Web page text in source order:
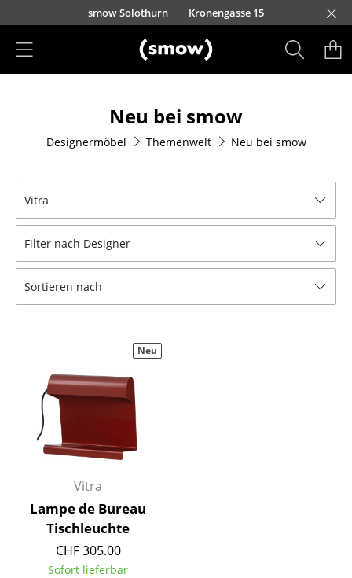
Direkt zum Inhaltsmow Solothurn Kronengasse 15
Esszimmerstühle
Sofas
Sessel
Loungesessel
Stühle
Freischwinger
Hocker
Bänke & Liegen
Sitzsäcke
Kinderstühle
Schaukelstühle
Bürodrehstühle
Neu bei smow
Designermöbel Themenwelt Neu bei smow
Vitra
Filter nach Designer
Sortieren nach
Vitra
Lampe de Bureau
Tischleuchte
CHF 305.00
Sofort lieferbar
Neu